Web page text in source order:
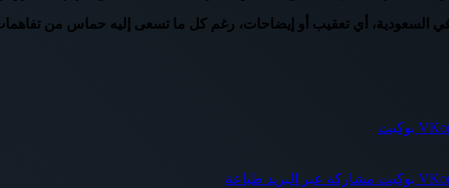
في السعودية، أي تعقيب أو إيضاحات، رغم كل ما تسعى إليه حماس من
بوكيت
بوكيت مشاركة عبر البريد طباعة